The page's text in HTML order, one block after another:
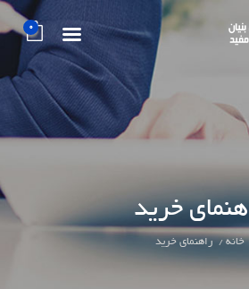
خرید
خانه راهنمای خرید
0